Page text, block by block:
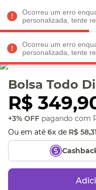
Ocorreu um erro
personalizada, tente
Ocorreu um erro
personalizada, tente
Faltam
Veja produtos
Bolsa Todo
R$ 349,
+3% OFF pagando com
Ou em até 6x de R$ 58,31